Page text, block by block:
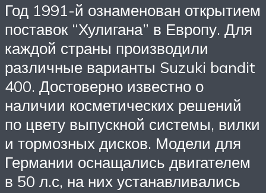
Год 1991-й ознаменован открытием
поставок “Хулигана” в Европу. Для
каждой страны производили
различные варианты Suzuki bandit
400. Достоверно известно о
наличии косметических решений
по цвету выпускной системы, вилки
и тормозных дисков. Модели для
Германии оснащались двигателем
в 50 л.с, на них устанавливались